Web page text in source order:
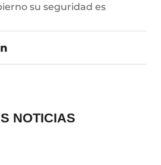
su seguridad es
NOTICIAS